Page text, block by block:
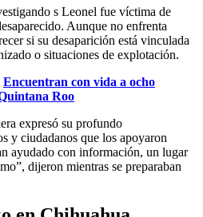
s Leonel fue víctima de
Aunque no enfrenta
si su desaparición está vinculada
o situaciones de explotación.
Encuentran con vida a ocho
Roo
expresó su profundo
y ciudadanos que los apoyaron
ayudado con información, un lugar
dijeron mientras se preparaban